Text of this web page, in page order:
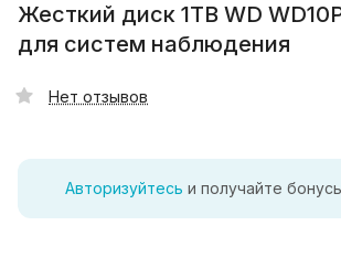
Жесткий диск 1TB WD
для систем наблюдения
Нет отзывов
Авторизуйтесь и получайте